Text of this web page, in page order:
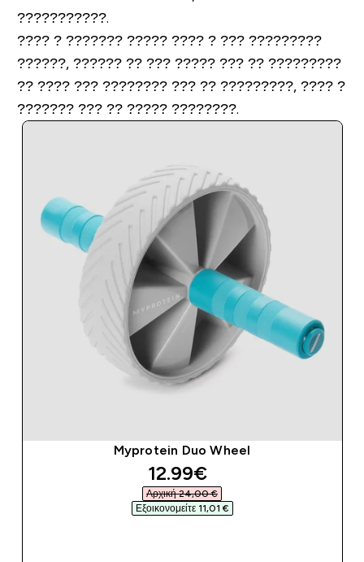
???????????.
???? ? ??????? ????? ???? ? ??? ?????????
??????, ?????? ?? ??? ????? ??? ?? ?????????
?? ???? ??? ???????? ??? ?? ?????????, ???? ?
??????? ??? ?? ????? ????????.
Myprotein Duo Wheel
discounted price
12.99€‎
Αρχική 24,00 €‎
Εξοικονομείτε 11,01 €‎